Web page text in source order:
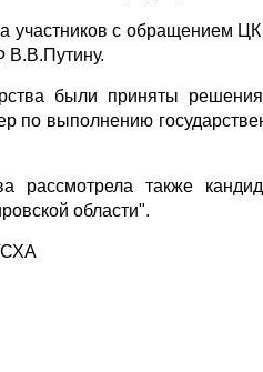
участников с обращением
В.В.Путину.
были приняты
по выполнению
рассмотрела также
области".